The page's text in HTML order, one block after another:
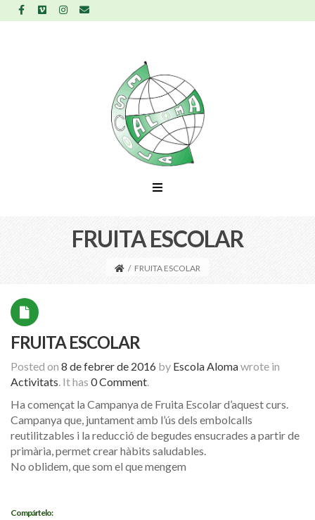
FRUITA ESCOLAR
/ FRUITA ESCOLAR
FRUITA ESCOLAR
Posted on 8 de febrer de 2016 by Escola Alomawrote in
Activitats. It has 0 Comment.
Ha començat la Campanya de Fruita Escolar d’aquest curs.
Campanya que, juntament amb l’ús dels embolcalls
reutilitzables i la reducció de begudes ensucrades a partir de
primària, permet crear hàbits saludables.
No oblidem, que som el que mengem
Compártelo: